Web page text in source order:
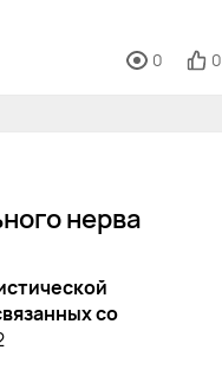
0 0
нерва
со